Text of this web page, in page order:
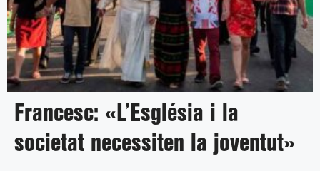
Francesc: «L’Església i la
societat necessiten la joventut»